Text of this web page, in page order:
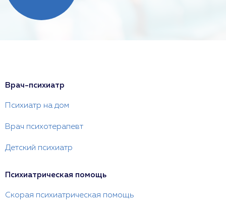
Врач-психиатр
Психиатр на дом
Врач психотерапевт
Детский психиатр
Психиатрическая помощь
Скорая психиатрическая помощь